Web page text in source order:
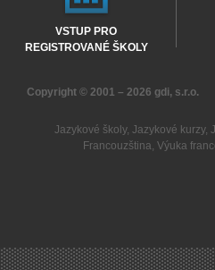
VSTUP PRO
REGISTROVANÉ ŠKOLY
Copyright © 2001 – 2026 gdi, s.r.o.
Jazykové školy, Jazykové kurzy,
Francouzština,Výuka